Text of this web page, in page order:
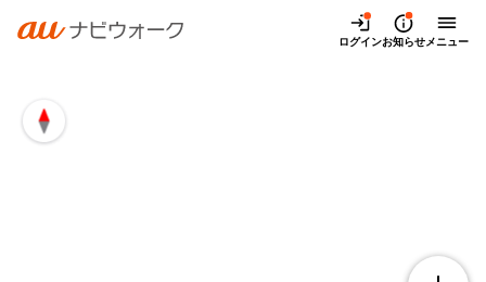
兵庫県西宮市堤町の地図・アクセス | auナビウォーク
ログインお知らせメニュー